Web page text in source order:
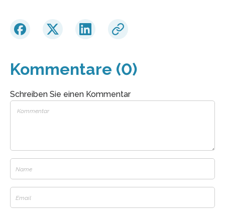
Kommentare (0)
Schreiben Sie einen Kommentar